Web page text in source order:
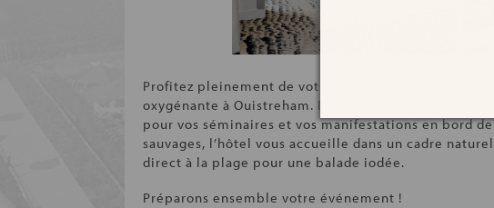
Profitez pleinement de votre séjour bien-être bien
oxygénante à Ouistreham. Dans un cadre propice à
pour vos séminaires et vos manifestations en bord
sauvages, l’hôtel vous accueille dans un cadre
direct à la plage pour une balade iodée.
Préparons ensemble votre événement !